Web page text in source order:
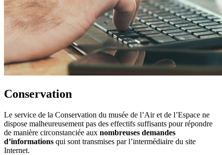
Conservation
Le service de la Conservation du musée de l’Air et de l’Espace ne
dispose malheureusement pas des effectifs suffisants pour répondre
de manière circonstanciée aux nombreuses demandes
d’informations qui sont transmises par l’intermédiaire du site
Internet.